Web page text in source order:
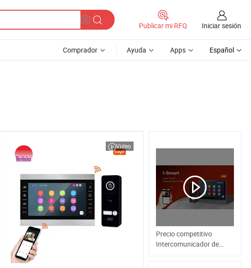
Publicar mi RFQ Iniciar sesión
Comprador Ayuda Apps Español
Video
Precio competitivo
Intercomunicador de
video con botón IP Wirde